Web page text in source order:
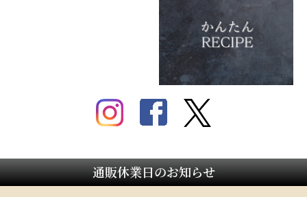
通販休業日のお知らせ